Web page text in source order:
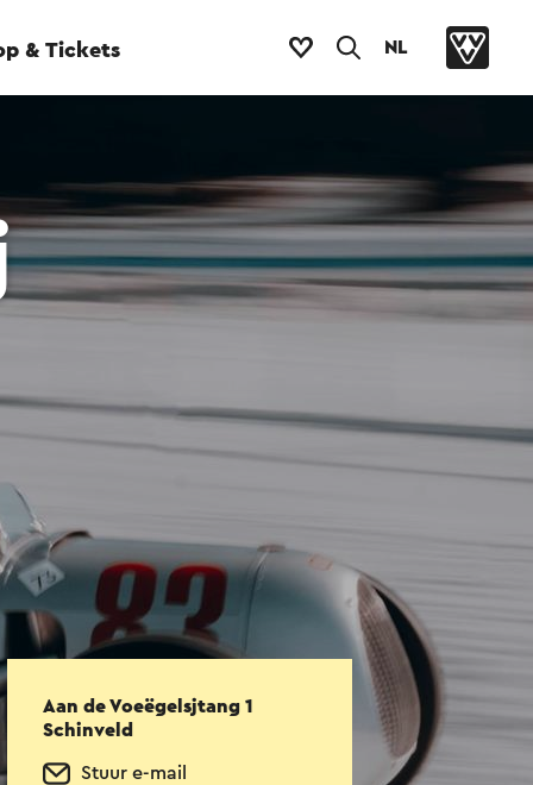
& Tickets NL
Aan de Voeëgelsjtang 1
Schinveld
Stuur e-mail